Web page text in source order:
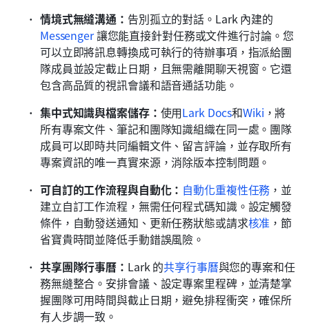
情境式無縫溝通： 告別孤立的對話。Lark 內建的
Messenger 讓您能直接針對任務或文件進行討論。您
可以立即將訊息轉換成可執行的待辦事項，指派給團
隊成員並設定截止日期，且無需離開聊天視窗。它還
包含高品質的視訊會議和語音通話功能。
集中式知識與檔案儲存： 使用Lark Docs和Wiki ，將
所有專案文件、筆記和團隊知識組織在同一處。團隊
成員可以即時共同編輯文件、留言評論，並存取所有
專案資訊的唯一真實來源，消除版本控制問題。
可自訂的工作流程與自動化： 自動化重複性任務 ，並
建立自訂工作流程，無需任何程式碼知識。設定觸發
條件，自動發送通知、更新任務狀態或請求核准 ，節
省寶貴時間並降低手動錯誤風險。
共享團隊行事曆： Lark 的共享行事曆與您的專案和任
務無縫整合。安排會議、設定專案里程碑，並清楚掌
握團隊可用時間與截止日期，避免排程衝突，確保所
有人步調一致。